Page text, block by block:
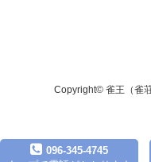
Copyright© 雀王（雀
096-345-4745